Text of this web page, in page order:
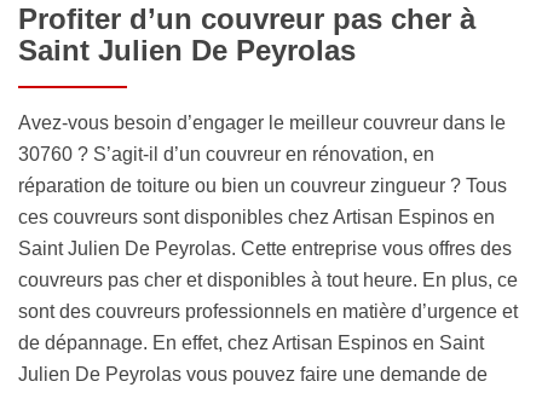
Profiter d’un couvreur pas cher à
Saint Julien De Peyrolas
Avez-vous besoin d’engager le meilleur couvreur dans le
30760 ? S’agit-il d’un couvreur en rénovation, en
réparation de toiture ou bien un couvreur zingueur ? Tous
ces couvreurs sont disponibles chez Artisan Espinos en
Saint Julien De Peyrolas. Cette entreprise vous offres des
couvreurs pas cher et disponibles à tout heure. En plus, ce
sont des couvreurs professionnels en matière d’urgence et
de dépannage. En effet, chez Artisan Espinos en Saint
Julien De Peyrolas vous pouvez faire une demande de